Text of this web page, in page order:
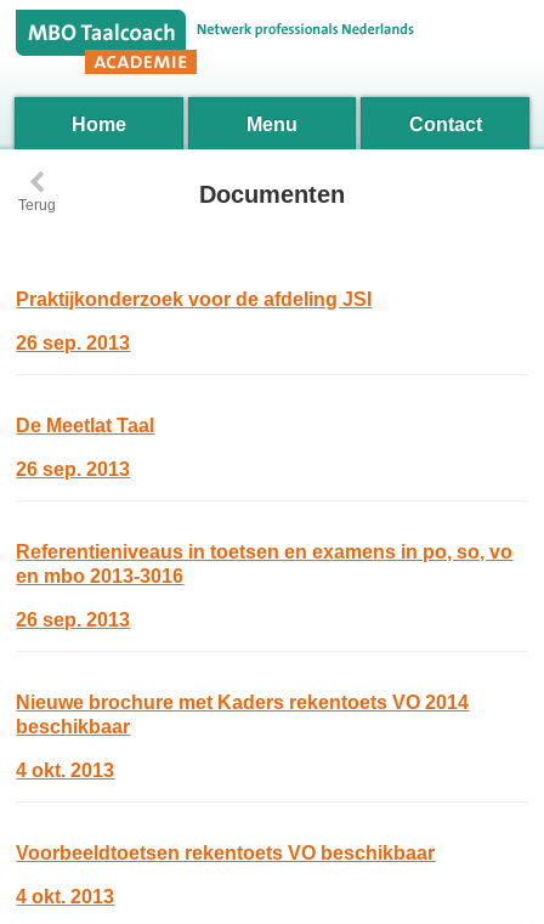
Home Menu Contact
‹
Terug Documenten
Praktijkonderzoek voor de afdeling JSI
26 sep. 2013
De Meetlat Taal
26 sep. 2013
Referentieniveaus in toetsen en examens in po, so, vo
en mbo 2013-3016
26 sep. 2013
Nieuwe brochure met Kaders rekentoets VO 2014
beschikbaar
4 okt. 2013
Voorbeeldtoetsen rekentoets VO beschikbaar
4 okt. 2013